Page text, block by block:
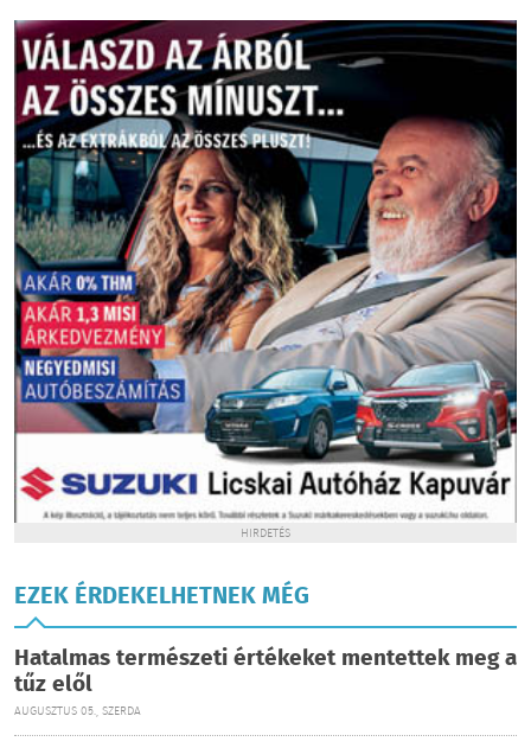
HIRDETÉS
EZEK ÉRDEKELHETNEK MÉG
Hatalmas természeti értékeket mentettek meg a
tűz elől
AUGUSZTUS 05., SZERDA